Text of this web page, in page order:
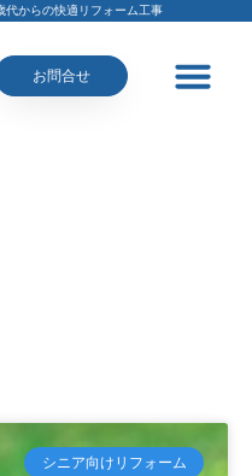
代からの快適リフォーム工事
お問合せ
シニア向けリフォーム